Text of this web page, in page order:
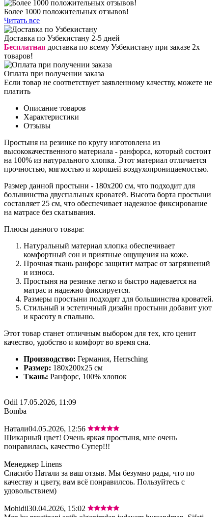
Более 1000 положительных отзывов!
Читать все
Доставка по Узбекистану 2-5 дней
Бесплатная доставка по всему Узбекистану при заказе 2х
товаров!
Оплата при получении заказа
Если товар не соответствует заявленному качеству, можете не
платить
Описание товаров
Характеристики
Отзывы
Простыня на резинке по кругу изготовлена из
высококачественного материала - ранфорса, который состоит
на 100% из натурального хлопка. Этот материал отличается
прочностью, мягкостью и хорошей воздухопроницаемостью.
Размер данной простыни - 180х200 см, что подходит для
большинства двуспальных кроватей. Высота борта простыни
составляет 25 см, что обеспечивает надежное фиксирование
на матрасе без скатывания.
Плюсы данного товара:
Натуральный материал хлопка обеспечивает
комфортный сон и приятные ощущения на коже.
Прочная ткань ранфорс защитит матрас от загрязнений
и износа.
Простыня на резинке легко и быстро надевается на
матрас и надежно фиксируется.
Размеры простыни подходят для большинства кроватей.
Стильный и эстетичный дизайн простыни добавит уют
и красоту в спальню.
Этот товар станет отличным выбором для тех, кто ценит
качество, удобство и комфорт во время сна.
Производство: Германия, Herrsching
Размер: 180x200x25 cм
Ткань: Ранфорс, 100% хлопок
Odil 17.05.2026, 11:09
Bomba
Натали04.05.2026, 12:56
Шикарный цвет! Очень яркая простыня, мне очень
понравилась, качество Супер!!!
Менеджер Linens
Спасибо Натали за ваш отзыв. Мы безумно рады, что по
качеству и цвету, вам всё понравилсоь. Пользуйтесь с
удовольствием)
Mohidil30.04.2026, 15:02